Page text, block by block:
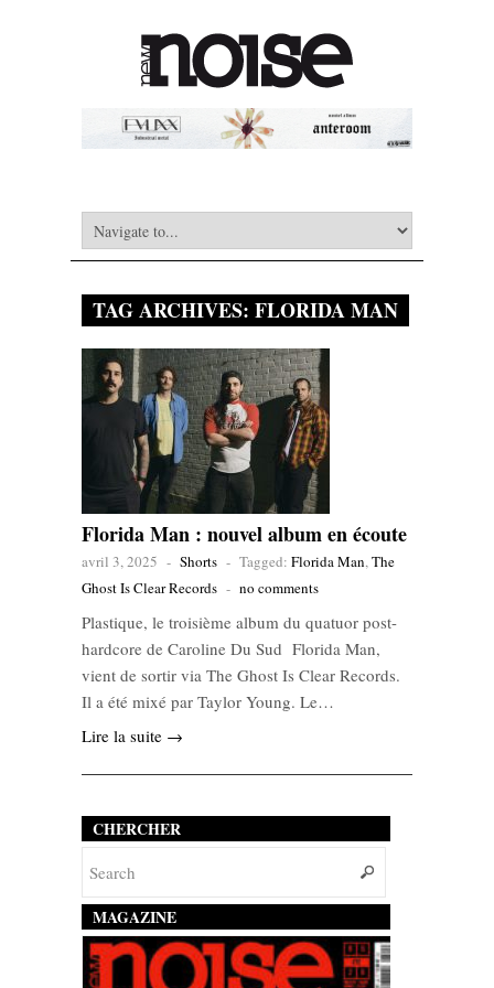
TAG ARCHIVES: FLORIDA MAN
Florida Man : nouvel album en écoute
avril 3, 2025 - Shorts - Tagged: Florida Man,The
Ghost Is Clear Records - no comments
Plastique, le troisième album du quatuor post-
hardcore de Caroline Du Sud Florida Man,
vient de sortir via The Ghost Is Clear Records.
Il a été mixé par Taylor Young. Le…
Lire la suite →
CHERCHER
MAGAZINE